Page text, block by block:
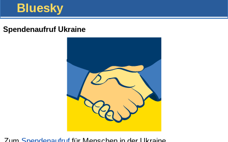
Bluesky
Spendenaufruf Ukraine